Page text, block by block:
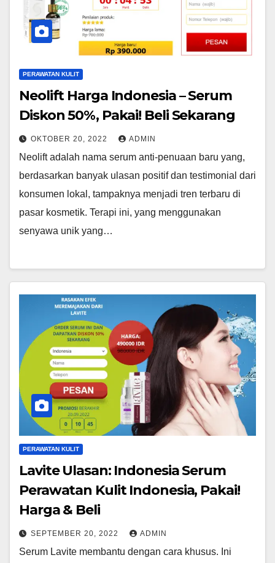
PERAWATAN KULIT
Neolift Harga Indonesia – Serum
Diskon 50%, Pakai! Beli Sekarang
OKTOBER 20, 2022 ADMIN
Neolift adalah nama serum anti-penuaan baru yang,
berdasarkan banyak ulasan positif dan testimonial dari
konsumen lokal, tampaknya menjadi tren terbaru di
pasar kosmetik. Terapi ini, yang menggunakan
senyawa unik yang…
PERAWATAN KULIT
Lavite Ulasan: Indonesia Serum
Perawatan Kulit Indonesia, Pakai!
Harga & Beli
SEPTEMBER 20, 2022 ADMIN
Serum Lavite membantu dengan cara khusus. Ini